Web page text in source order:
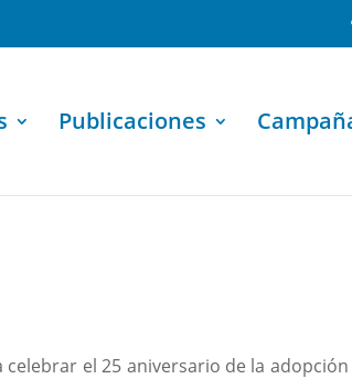
Publicaciones
el 25 aniversario de la